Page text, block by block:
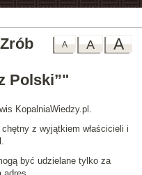
A
A
A
Polski”"
KopalniaWiedzy.pl.
z wyjątkiem właścicieli i
być udzielane tylko za